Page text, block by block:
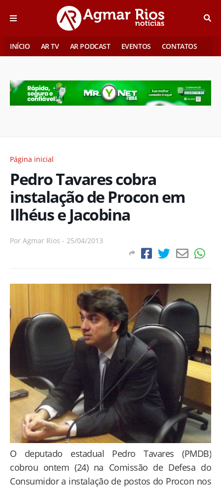
INÍCIO AR TV AR PODCAST EVENTOS CONTATOS
Página inicial
Pedro Tavares cobra
instalação de Procon em
Por Agmar Rios - 25/04/2013
O deputado estadual Pedro Tavares (PMDB)
cobrou ontem (24) na Comissão de Defesa do
Consumidor a instalação de postos do Procon nos